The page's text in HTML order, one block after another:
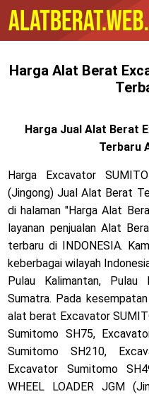
Harga Alat Berat
Harga Jual Alat Berat
Terbaru
Harga Excavator
(Jingong) Jual Alat Berat
di halaman "Harga Alat
layanan penjualan Alat
terbaru di INDONESIA.
keberbagai wilayah
Pulau Kalimantan, Pulau
Sumatra. Pada
alat berat Excavator
Sumitomo SH75,
Sumitomo SH210,
Excavator Sumitomo
WHEEL LOADER JGM